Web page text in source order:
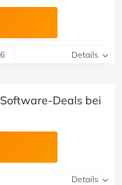
Details
Deals bei
Details